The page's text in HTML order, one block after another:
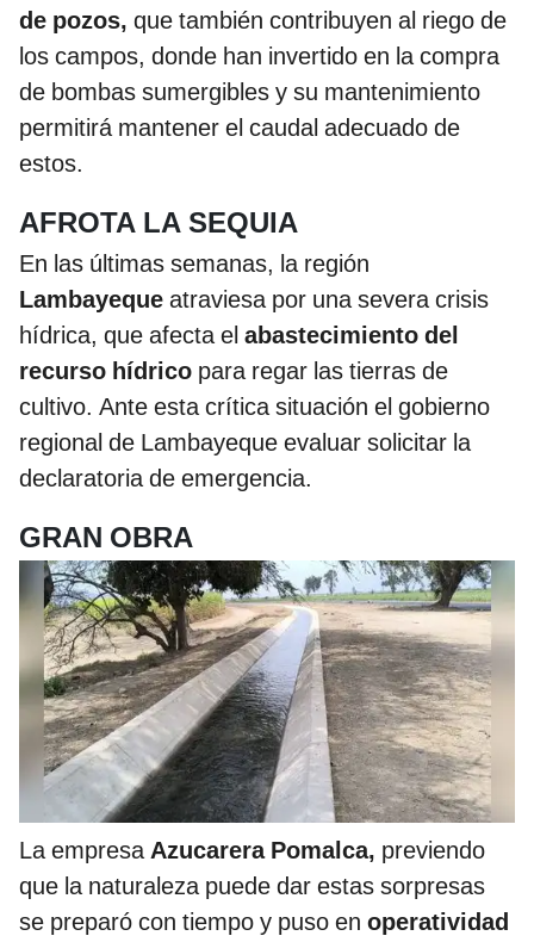
de pozos, que también contribuyen al riego de
los campos, donde han invertido en la compra
de bombas sumergibles y su mantenimiento
permitirá mantener el caudal adecuado de
estos.
AFROTA LA SEQUIA
En las últimas semanas, la región
Lambayeque atraviesa por una severa crisis
hídrica, que afecta el abastecimiento del
recurso hídrico para regar las tierras de
cultivo. Ante esta crítica situación el gobierno
regional de Lambayeque evaluar solicitar la
declaratoria de emergencia.
GRAN OBRA
La empresaAzucarera Pomalca, previendo
que la naturaleza puede dar estas sorpresas
se preparó con tiempo y puso en operatividad